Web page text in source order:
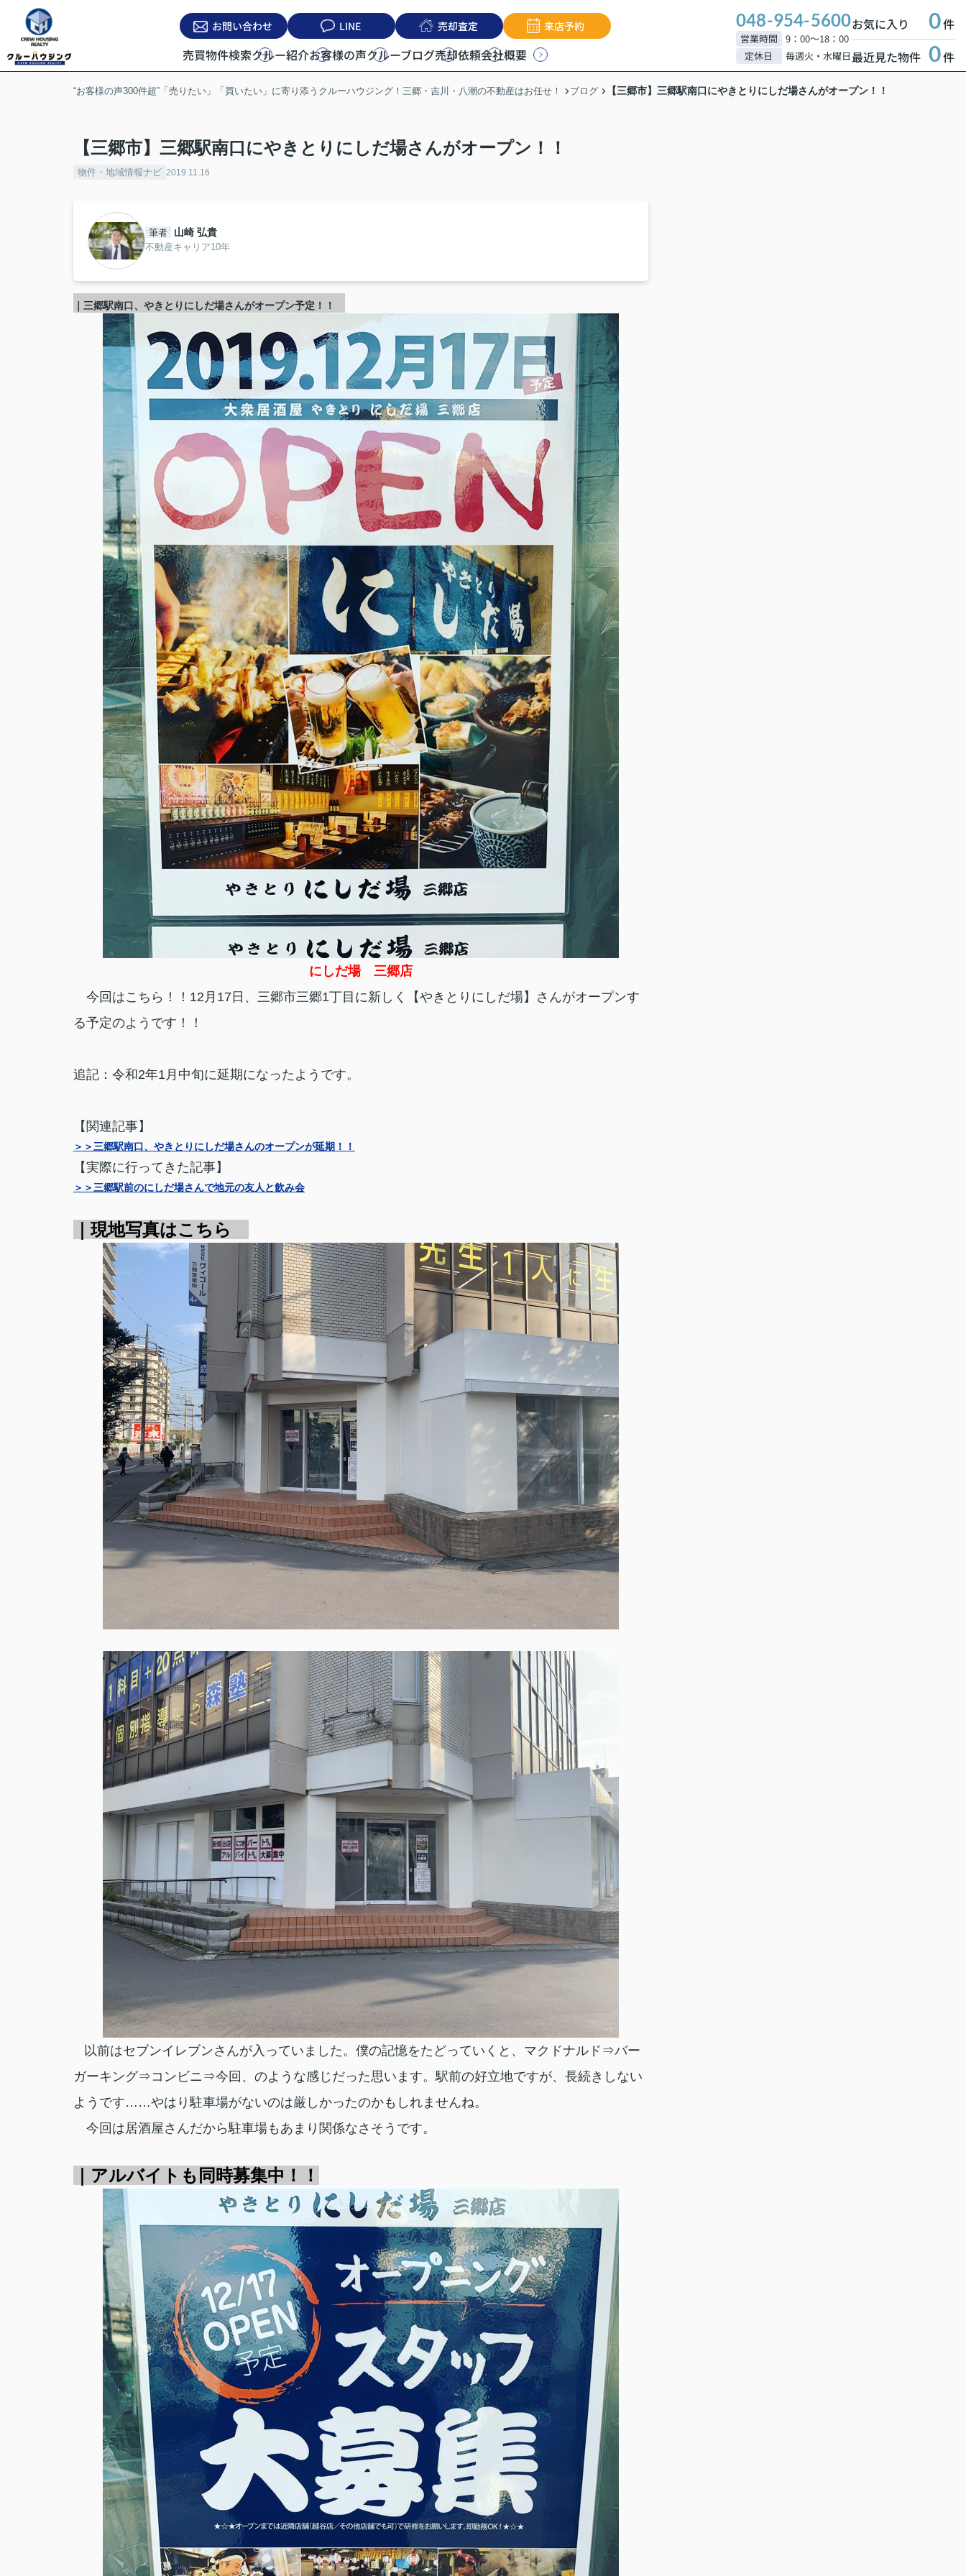
お問い合わせ LINE 売却査定 来店予約
売買物件検索クルー紹介お客様の声クルーブログ売却依頼会社概要
048-954-5600
営業時間
9：00～18：00
定休日
毎週火・水曜日
お気に入り 0件
最近見た物件 0件
“お客様の声300件超”「売りたい」「買いたい」に寄り添うクルーハウジング！三郷・吉川・八潮の不動産はお任せ！ ブログ 【三郷市】三郷駅南口にやきとりにしだ場さんがオープン！！
【三郷市】三郷駅南口にやきとりにしだ場さんがオープン！！
物件・地域情報ナビ 2019.11.16
筆者 山崎 弘貴
不動産キャリア10年
｜三郷駅南口、やきとりにしだ場さんがオープン予定！！
にしだ場 三郷店
今回はこちら！！12月17日、三郷市三郷1丁目に新しく【やきとりにしだ場】さんがオープンす
る予定のようです！！
追記：令和2年1月中旬に延期になったようです。
【関連記事】
＞＞三郷駅南口、やきとりにしだ場さんのオープンが延期！！
【実際に行ってきた記事】
＞＞三郷駅前のにしだ場さんで地元の友人と飲み会
｜現地写真はこちら
以前はセブンイレブンさんが入っていました。僕の記憶をたどっていくと、マクドナルド⇒バー
ガーキング⇒コンビニ⇒今回、のような感じだった思います。駅前の好立地ですが、長続きしない
ようです……やはり駐車場がないのは厳しかったのかもしれませんね。
今回は居酒屋さんだから駐車場もあまり関係なさそうです。
｜アルバイトも同時募集中！！